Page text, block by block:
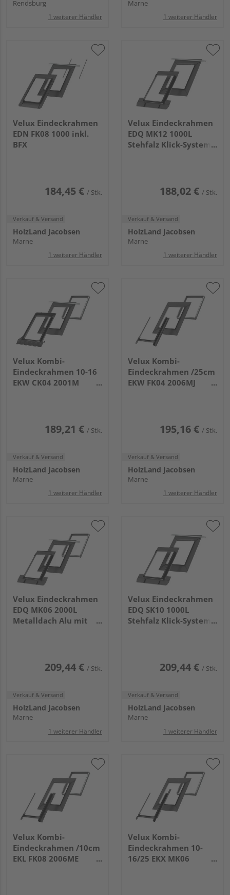
Rendsburg
1 weiterer Händler
Marne
1 weiterer Händler
Velux Eindeckrahmen
EDN FK08 1000 inkl.
BFX
184,45 € / Stk.
Verkauf & Versand
HolzLand Jacobsen
Marne
1 weiterer Händler
Velux Eindeckrahmen
EDQ MK12 1000L
Stehfalz Klick-System,
188,02 € / Stk.
Verkauf & Versand
HolzLand Jacobsen
Marne
1 weiterer Händler
Velux Kombi-
Eindeckrahmen 10-16
EKW CK04 2001M
189,21 € / Stk.
Verkauf & Versand
HolzLand Jacobsen
Marne
1 weiterer Händler
Velux Kombi-
Eindeckrahmen /25cm
EKW FK04 2006MJ
195,16 € / Stk.
Verkauf & Versand
HolzLand Jacobsen
Marne
1 weiterer Händler
Velux Eindeckrahmen
EDQ MK06 2000L
Metalldach Alu mit
209,44 € / Stk.
Verkauf & Versand
HolzLand Jacobsen
Marne
1 weiterer Händler
Velux Eindeckrahmen
EDQ SK10 1000L
Stehfalz Klick-System,
209,44 € / Stk.
Verkauf & Versand
HolzLand Jacobsen
Marne
1 weiterer Händler
Velux Kombi-
Eindeckrahmen /10cm
EKL FK08 2006ME
Velux Kombi-
Eindeckrahmen 10-
16/25 EKX MK06